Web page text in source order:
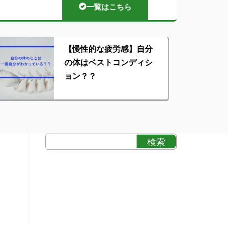
一覧はこちら
【慢性的な疲労感】自分
の体はベストコンディシ
ョン？？